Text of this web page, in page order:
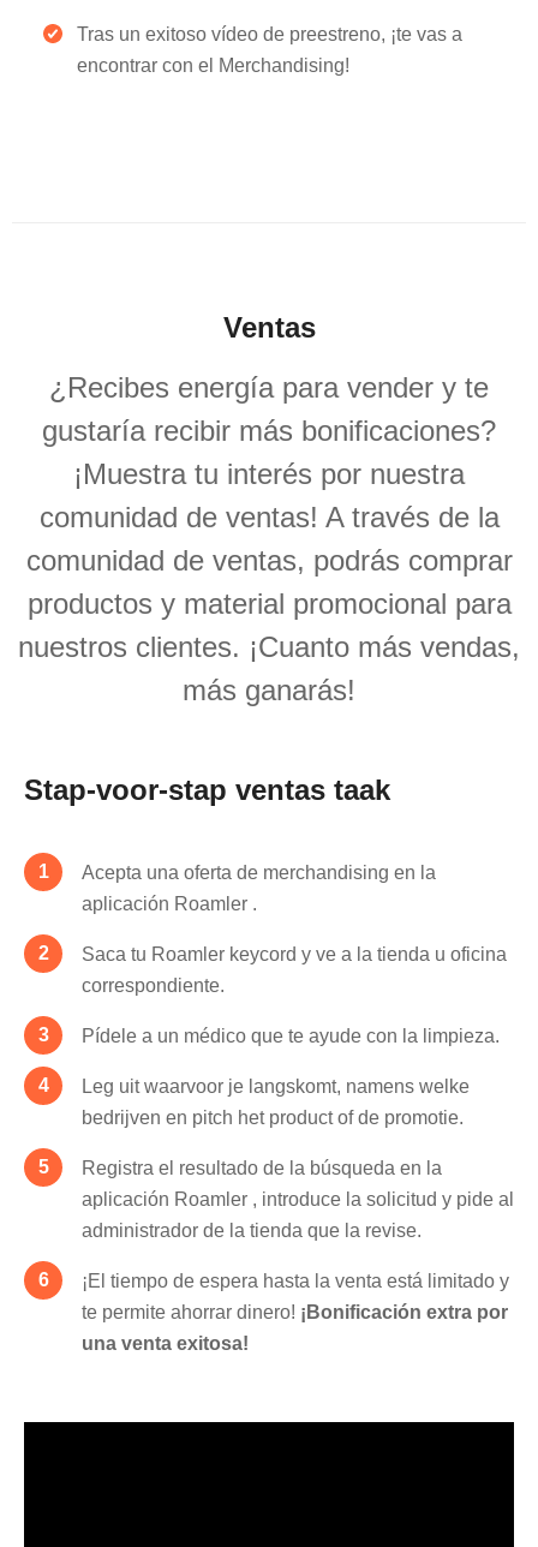
Tras un exitoso vídeo de preestreno, ¡te vas a
encontrar con el Merchandising!
Ventas
¿Recibes energía para vender y te
gustaría recibir más bonificaciones?
¡Muestra tu interés por nuestra
comunidad de ventas! A través de la
comunidad de ventas, podrás comprar
productos y material promocional para
nuestros clientes. ¡Cuanto más vendas,
más ganarás!
Stap-voor-stap ventas taak
Acepta una oferta de merchandising en la
aplicación Roamler .
Saca tu Roamler keycord y ve a la tienda u oficina
correspondiente.
Pídele a un médico que te ayude con la limpieza.
Leg uit waarvoor je langskomt, namens welke
bedrijven en pitch het product of de promotie.
Registra el resultado de la búsqueda en la
aplicación Roamler , introduce la solicitud y pide al
administrador de la tienda que la revise.
¡El tiempo de espera hasta la venta está limitado y
te permite ahorrar dinero! ¡Bonificación extra por
una venta exitosa!